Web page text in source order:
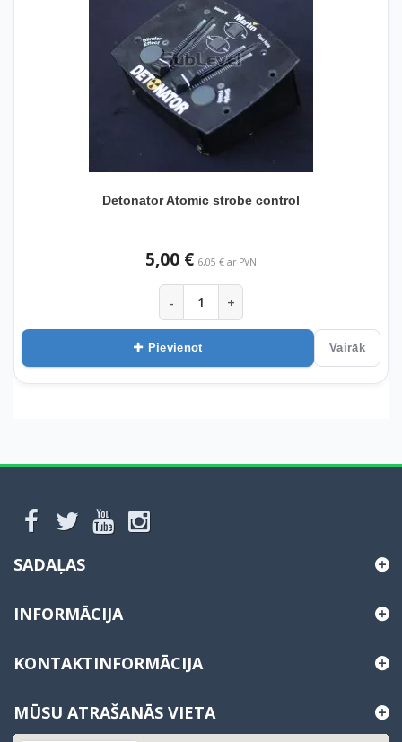
Detonator Atomic strobe control
5,00 € 6,05 € ar PVN
- +
Pievienot Vairāk
SADAĻAS
INFORMĀCIJA
KONTAKTINFORMĀCIJA
MŪSU ATRAŠANĀS VIETA